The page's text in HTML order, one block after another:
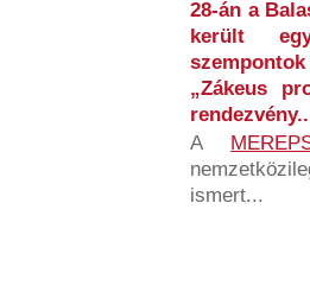
28-án a
került
„Zákeus
A
ismert...